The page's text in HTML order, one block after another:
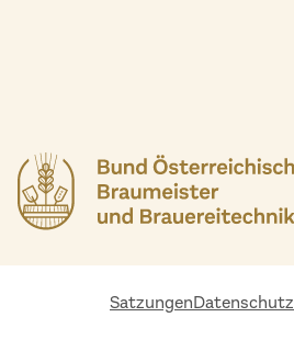
SatzungenDatenschutz